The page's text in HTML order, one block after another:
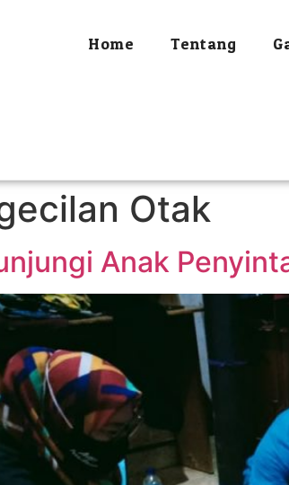
Home Tentang
Otak
Anak